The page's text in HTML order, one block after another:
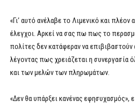
«Γι’ αυτό ανέλαβε το Λιμενικό και πλέον
έλεγχοι. Αρκεί να σας πω πως το
πολίτες δεν κατάφεραν να επιβιβαστούν
λέγοντας πως χρειάζεται η συνεργασία
και των μελών των πληρωμάτων.
«Δεν θα υπάρξει κανένας εφησυχασμός»,